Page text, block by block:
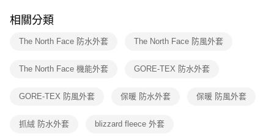
※ 交易是否成功請以「AFTEE先享後付 」之結帳頁面顯示為準，若有關於
是否繳費成功／繳費後需取消欲退款等相關疑問，請聯繫「AFTEE先享後付
客戶支援中心」https://netprotections.freshdesk.com/support/home
１．透過由恩沛科技股份有限公司提供之「AFTEE先享後付」服務完成之交
權轉讓予恩沛科技股份有限公司。
３．未成年的使用者請事先徵得法定代理人或監護人之同意方可使用
相關分類
The North Face 防水外套 The North Face 防風外套
The North Face 機能外套 GORE-TEX 防水外套
GORE-TEX 防風外套 保暖 防水外套 保暖 防風外套
抓絨 防水外套 blizzard fleece 外套